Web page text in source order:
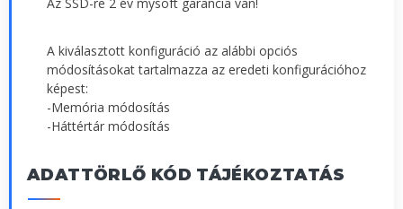
Az SSD-re 2 év mysoft garancia van!
A kiválasztott konfiguráció az alábbi opciós
módosításokat tartalmazza az eredeti konfigurációhoz
képest:
-Memória módosítás
-Háttértár módosítás
ADATTÖRLŐ KÓD TÁJÉKOZTATÁS